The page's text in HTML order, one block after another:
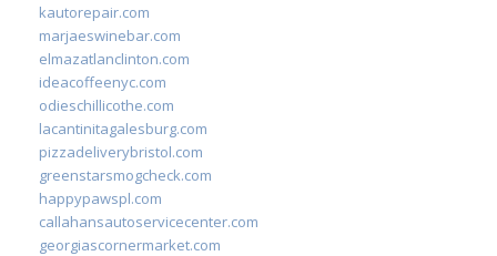
kautorepair.com
marjaeswinebar.com
elmazatlanclinton.com
ideacoffeenyc.com
odieschillicothe.com
lacantinitagalesburg.com
pizzadeliverybristol.com
greenstarsmogcheck.com
happypawspl.com
callahansautoservicecenter.com
georgiascornermarket.com